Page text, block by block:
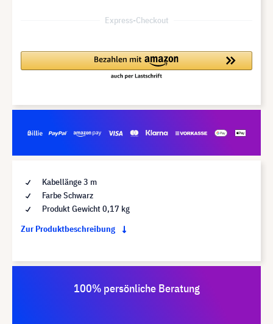
Express-Checkout
Kabellänge 3 m
Farbe Schwarz
Produkt Gewicht 0,17 kg
Zur Produktbeschreibung
100% persönliche Beratung